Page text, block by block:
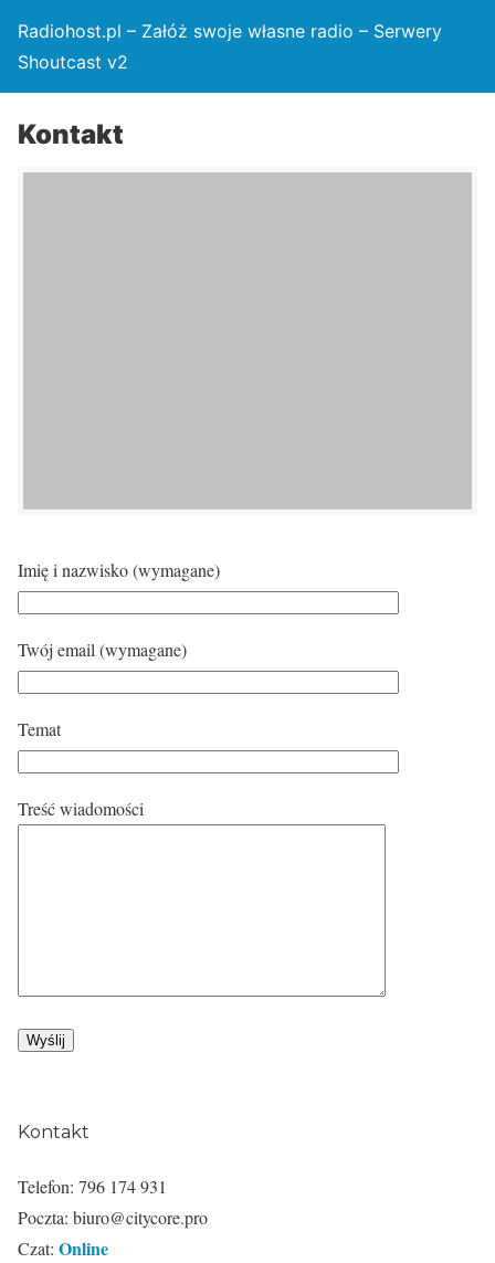
Radiohost.pl – Załóż swoje własne radio – Serwery
Shoutcast v2
Kontakt
Imię i nazwisko (wymagane)
Twój email (wymagane)
Temat
Treść wiadomości
Kontakt
Telefon: 796 174 931
Poczta: biuro@citycore.pro
Czat: Online